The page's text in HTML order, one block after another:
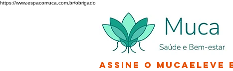
https://www.espacomuca.com.br/obrigado
Assine o MucaEleve